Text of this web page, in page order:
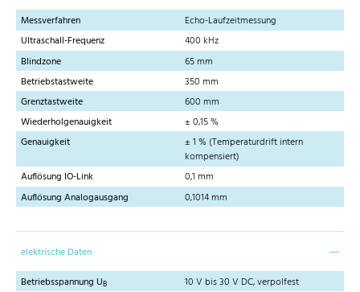
Messverfahren
Echo-Laufzeitmessung
Ultraschall-Frequenz
400 kHz
Blindzone
65 mm
Betriebstastweite
350 mm
Grenztastweite
600 mm
Wiederholgenauigkeit
± 0,15 %
Genauigkeit
± 1 % (Temperaturdrift intern
kompensiert)
Auflösung IO-Link
0,1 mm
Auflösung Analogausgang
0,1014 mm
elektrische Daten
Betriebsspannung UB
10 V bis 30 V DC, verpolfest